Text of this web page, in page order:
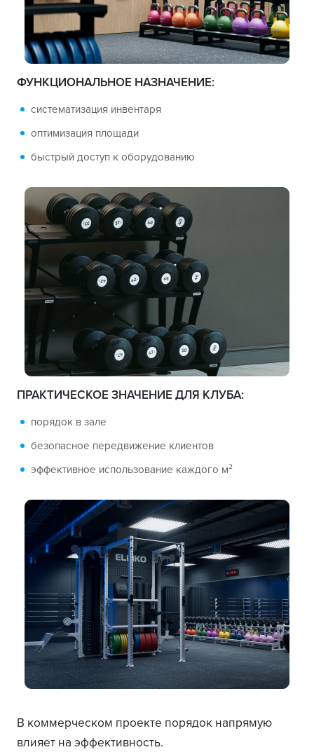
ФУНКЦИОНАЛЬНОЕ НАЗНАЧЕНИЕ:
систематизация инвентаря
оптимизация площади
быстрый доступ к оборудованию
ПРАКТИЧЕСКОЕ ЗНАЧЕНИЕ ДЛЯ КЛУБА:
порядок в зале
безопасное передвижение клиентов
эффективное использование каждого м²
В коммерческом проекте порядок напрямую
влияет на эффективность.